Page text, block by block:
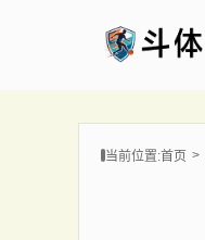
当前位置:首页